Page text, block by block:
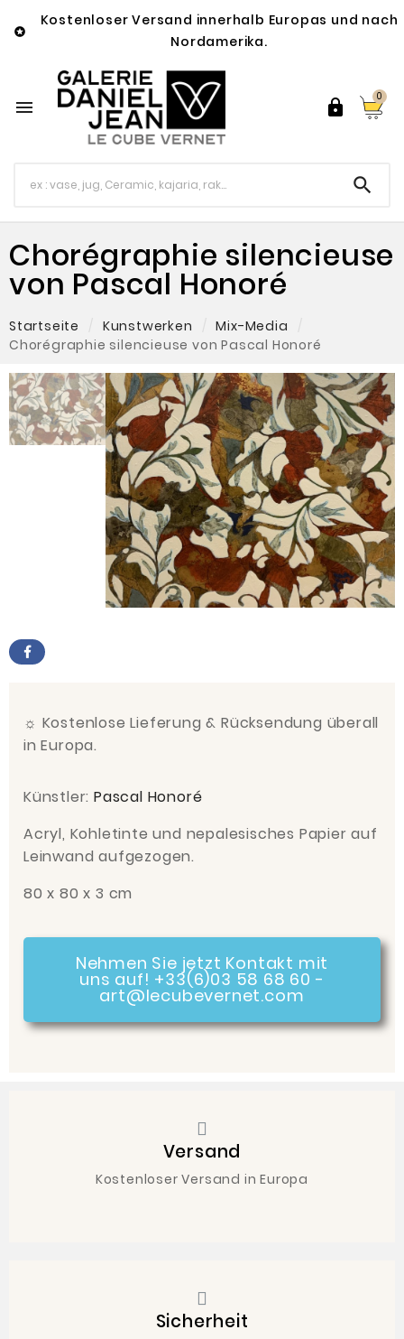

Kostenloser Versand innerhalb Europas und nach
Nordamerika.
 
0

Chorégraphie silencieuse
von Pascal Honoré
Startseite Kunstwerken
Mix-Media
Chorégraphie silencieuse von Pascal Honoré
☼ Kostenlose Lieferung & Rücksendung überall
in Europa.
Künstler: Pascal Honoré
Acryl, Kohletinte und nepalesisches Papier auf
Leinwand aufgezogen.
80 x 80 x 3 cm
Nehmen Sie jetzt Kontakt mit
uns auf! +33(6)03 58 68 60 -
art@lecubevernet.com
Versand
Kostenloser Versand in Europa
Sicherheit